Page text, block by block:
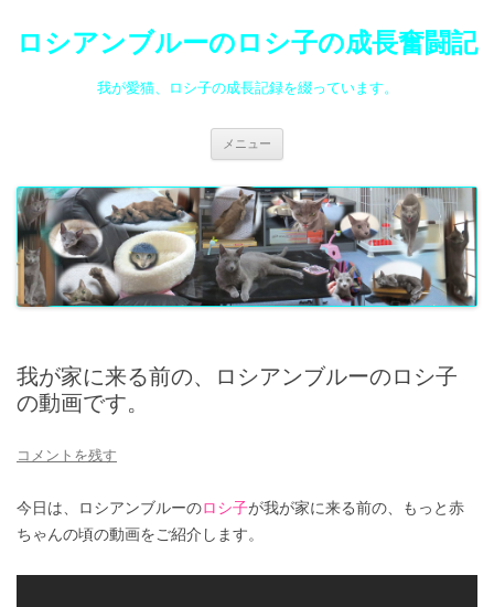
ロシアンブルーのロシ子の成長奮闘記
我が愛猫、ロシ子の成長記録を綴っています。
メニュー
ツ
へ
ス
キ
ッ
プ
我が家に来る前の、ロシアンブルーのロシ子
の動画です。
コメントを残す
今日は、ロシアンブルーのロシ子が我が家に来る前の、もっと赤
ちゃんの頃の動画をご紹介します。